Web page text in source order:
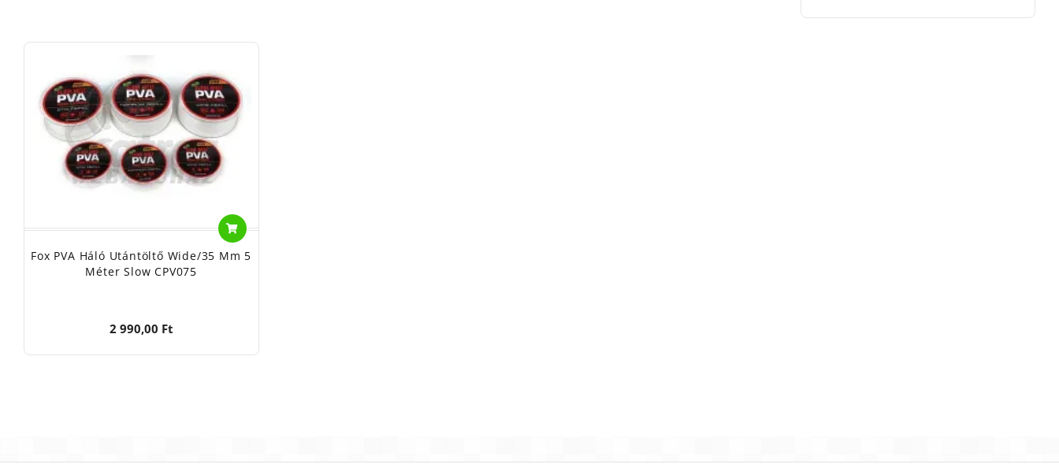
Fox PVA Háló Utántöltő Wide/35 Mm 5
Méter Slow CPV075
2 990,00 Ft